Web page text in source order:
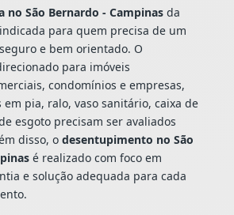
no São Bernardo - Campinasda
para quem precisa de um
e bem orientado. O
para imóveis
condomínios e empresas,
pia, ralo, vaso sanitário, caixa de
esgoto precisam ser avaliados
disso, o desentupimento no São
é realizado com foco em
e solução adequada para cada